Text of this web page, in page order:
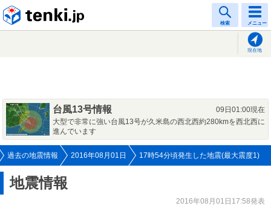
検索 メニュー
現在地
台風13号情報
09日01:00現在
大型で非常に強い台風13号が久米島の西北西約280kmを西北西に
進んでいます
過去の地震情報 2016年08月01日 17時54分頃発生した地震(最大震度1)
地震情報
2016年08月01日17:58発表